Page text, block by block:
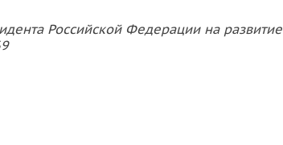
Российской Федерации на развитие